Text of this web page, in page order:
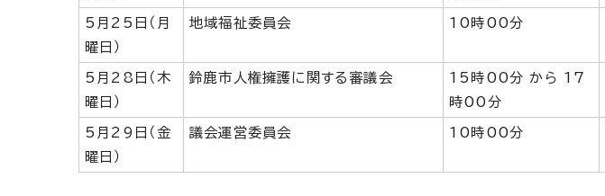
5月25日（月
曜日）
地域福祉委員会 10時00分
5月28日（木
曜日）
鈴鹿市人権擁護に関する審議会
15時00分 から 17
時00分
5月29日（金
曜日）
議会運営委員会 10時00分